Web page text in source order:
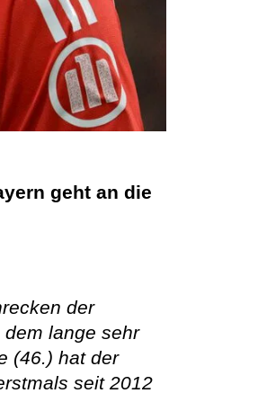
geht an die
der
lange sehr
(46.) hat der
seit 2012